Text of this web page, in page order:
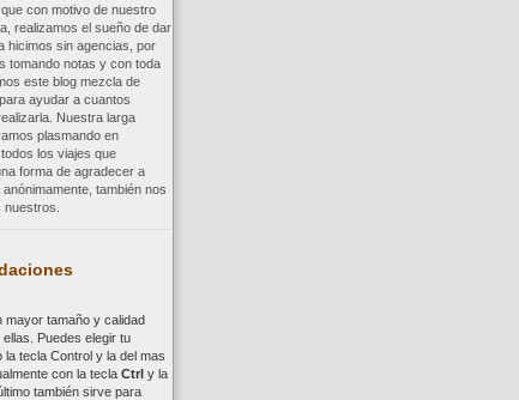
con motivo de nuestro
realizamos el sueño de dar
hicimos sin agencias, por
tomando notas y con toda
este blog mezcla de
ayudar a cuantos
Nuestra larga
plasmando en
los viajes que
forma de agradecer a
también nos
mayor tamaño y calidad
Puedes elegir tu
la tecla Controly la del mas
con la tecla Ctrl y la
también sirve para